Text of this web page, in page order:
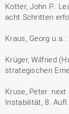
Kotter, John P.:
acht Schritten
Kraus, Georg
Krüger, Wilfried
strategischen
Kruse, Peter:
Instabilität, 8.